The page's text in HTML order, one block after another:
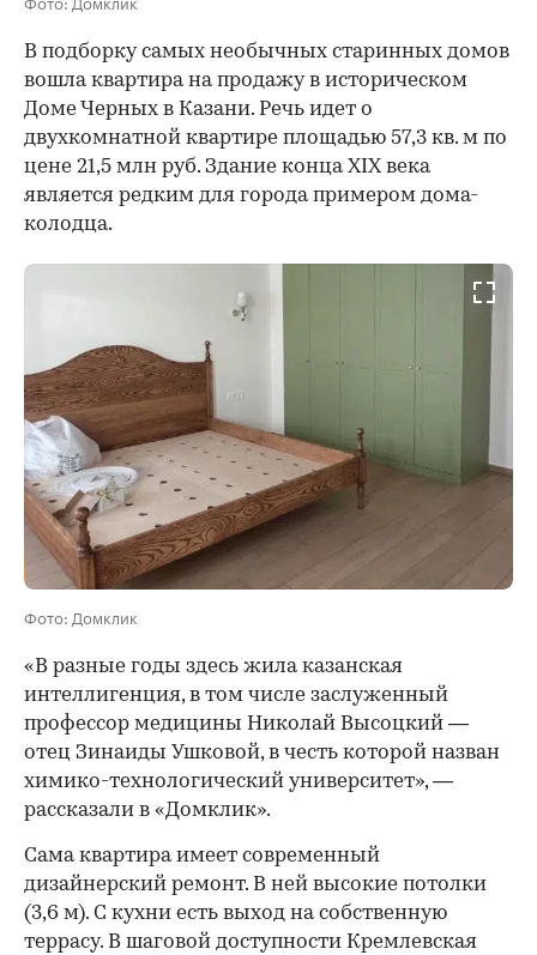
В подборку самых необычных старинных домов
вошла квартира на продажу в историческом
Доме Черных в Казани. Речь идет о
двухкомнатной квартире площадью 57,3 кв. м по
цене 21,5 млн руб. Здание конца XIX века
является редким для города примером дома-
колодца.
Фото: Домклик
«В разные годы здесь жила казанская
интеллигенция, в том числе заслуженный
профессор медицины Николай Высоцкий —
отец Зинаиды Ушковой, в честь которой назван
химико-технологический университет», —
рассказали в «Домклик».
Сама квартира имеет современный
дизайнерский ремонт. В ней высокие потолки
(3,6 м). С кухни есть выход на собственную
террасу. В шаговой доступности Кремлевская